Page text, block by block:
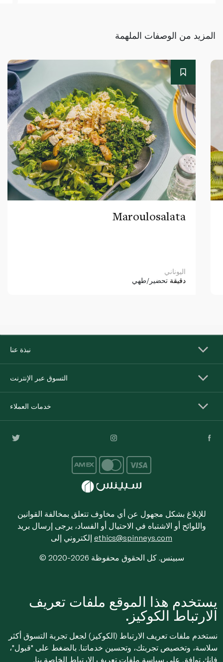
المزيد من الوصفات الملهمة
Maroulosalata
اليوناني
دقيقة تحضير/طهي
نبذة عنا
التسوق عبر الإنترنت
خدمات العملاء
للإبلاغ بشكل مجهول عن أي مخاوف تتعلق بمخالفة القوانين
واللوائح أو الاشتباه في الاحتيال أو الفساد، يرجى إرسال بريد
ethics@spinneys.com
© 2020-2026 سبينس. كل الحقوق محفوظة
يستخدم هذا الموقع ملفات تعريف
الارتباط الكوكيز.
نستخدم ملفات تعريف الارتباط (الكوكيز) لجعل تجربة التسوق أكثر
سلاسة، وتخصيص تجربتك، وتحسين خدماتنا. بالضغط على "قبول"،
فإنك توافق على سياسة ملفات تعريف الارتباط الخاصة بنا.